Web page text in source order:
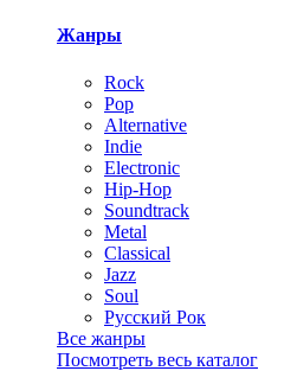
Жанры
Rock
Pop
Alternative
Indie
Electronic
Hip-Hop
Soundtrack
Metal
Classical
Jazz
Soul
Русский Рок
Все жанры
Посмотреть весь каталог